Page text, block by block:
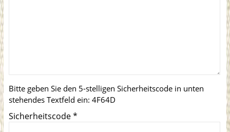
Bitte geben Sie den 5-stelligen Sicherheitscode in unten
stehendes Textfeld ein: 4F64D
Sicherheitscode*